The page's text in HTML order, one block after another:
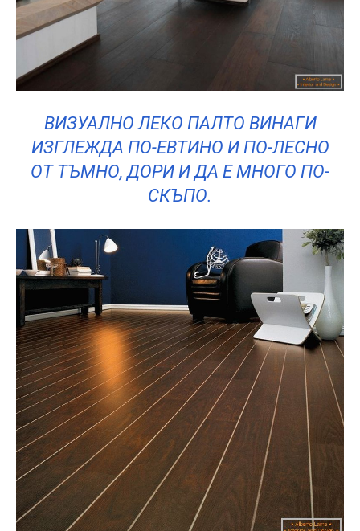
ВИЗУАЛНО ЛЕКО ПАЛТО ВИНАГИ
ИЗГЛЕЖДА ПО-ЕВТИНО И ПО-ЛЕСНО
ОТ ТЪМНО, ДОРИ И ДА Е МНОГО ПО-
СКЪПО.